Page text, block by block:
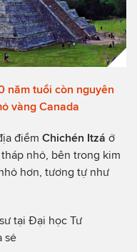
năm tuổi còn nguyên
vàng Canada
điểm Chichén Itzá ở
tháp nhỏ, bên trong kim
hơn, tương tự như
sư tại Đại học Tư
sẻ